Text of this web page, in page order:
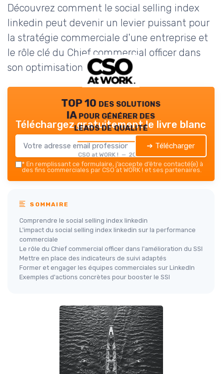
Découvrez comment le social selling index
linkedin peut devenir un levier puissant pour
la stratégie commerciale d'une entreprise et
le rôle clé du Chief commercial officer dans
son optimisation.
TOP 10 des solutions
IA pour générer des
leads de qualité
CSO at WORK ! — 2026
Téléchargez gratuitement le livre blanc
➔ Télécharger
* En remplissant ce formulaire, j’accepte d’être contacté(e) à
des fins commerciales par CSO at WORK ! et ses partenaires.
SOMMAIRE
Comprendre le social selling index linkedin
L'impact du social selling index linkedin sur la performance
commerciale
Le rôle du Chief commercial officer dans l'amélioration du SSI
Mettre en place des indicateurs de suivi adaptés
Former et engager les équipes commerciales sur LinkedIn
Exemples d'actions concrètes pour booster le SSI